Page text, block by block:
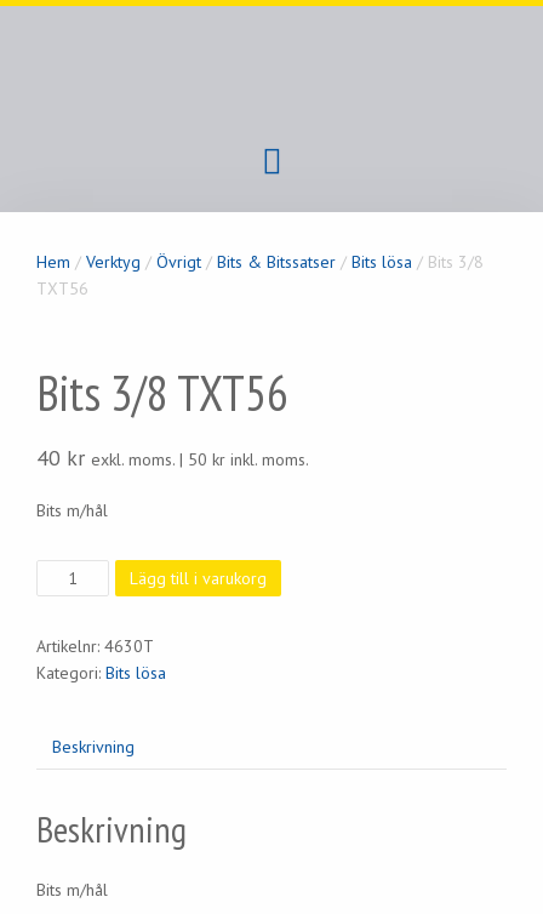
Hem / Verktyg / Övrigt / Bits & Bitssatser / Bits lösa / Bits 3/8
TXT56
Bits 3/8 TXT56
40 kr exkl. moms. | 50 kr inkl. moms.
Bits m/hål
3/8
mängd
Lägg till i varukorg
Artikelnr: 4630T
Kategori: Bits lösa
Beskrivning
Beskrivning
Bits m/hål